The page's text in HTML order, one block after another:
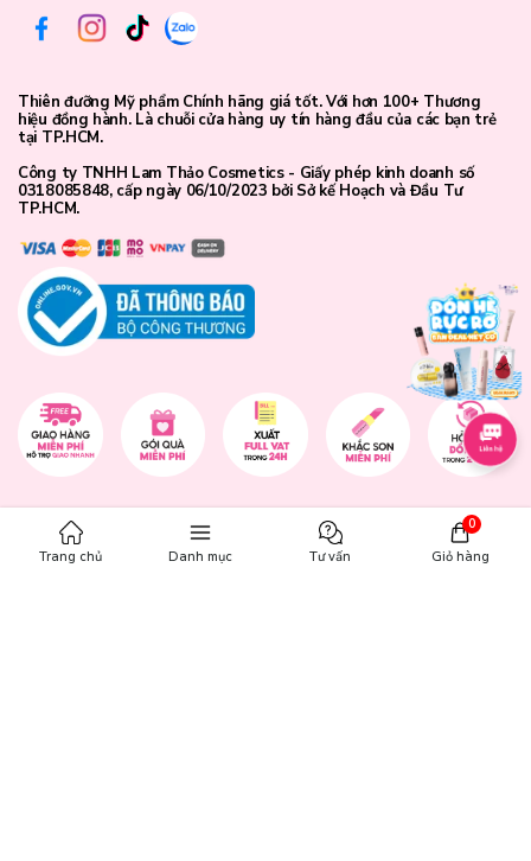
Thiên đưỡng Mỹ phẩm Chính hãng giá tốt. Với hơn 100+ Thương
hiệu đồng hành. Là chuỗi cửa hàng uy tín hàng đầu của các bạn trẻ
tại TP.HCM.
Công ty TNHH Lam Thảo Cosmetics - Giấy phép kinh doanh số
0318085848, cấp ngày 06/10/2023 bởi Sở kế Hoạch và Đầu Tư
TP.HCM.
CHĂM SÓC KHÁCH HÀNG
Trang chủ Danh mục Tư vấn
0
Giỏ hàng